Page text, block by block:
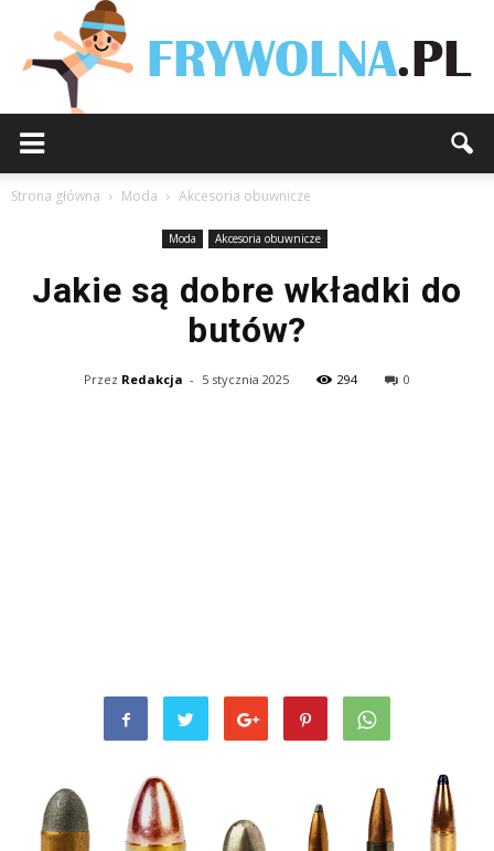
Strona główna Moda Akcesoria obuwnicze
Moda Akcesoria obuwnicze
Jakie są dobre wkładki do
butów?
Przez Redakcja - 5 stycznia 2025 294 0